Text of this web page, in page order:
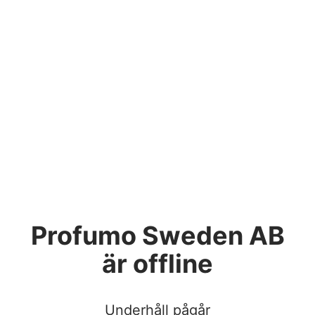
Profumo Sweden AB
är offline
Underhåll pågår